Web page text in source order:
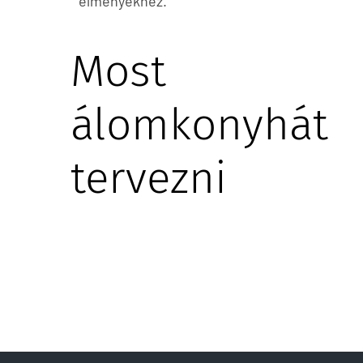
Most
álomkonyhát
tervezni